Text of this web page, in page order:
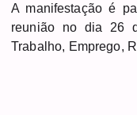
A manifestação é
reunião no dia 26
Trabalho, Emprego,